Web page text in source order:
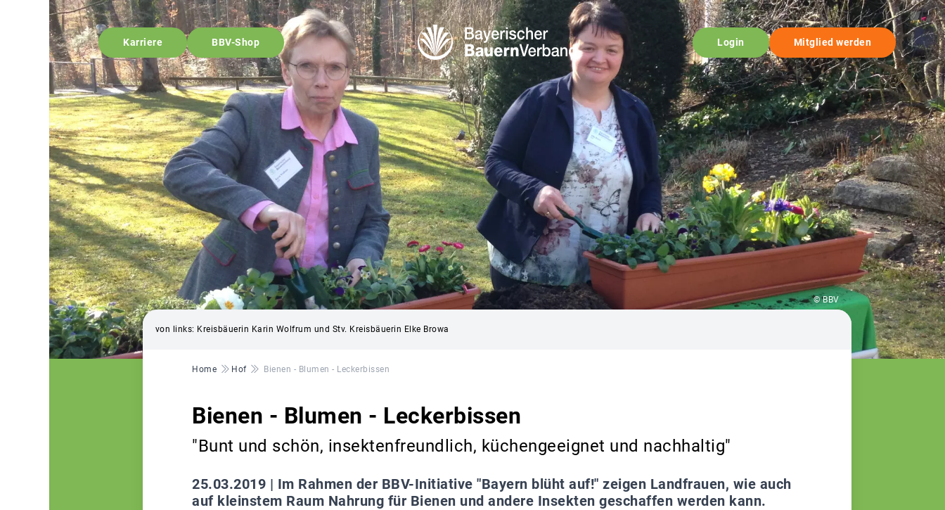
Karriere BBV-Shop Login Mitglied werden
© BBV
von links: Kreisbäuerin Karin Wolfrum und Stv. Kreisbäuerin Elke Browa
Pfadnavigation
Home Hof Bienen - Blumen - Leckerbissen
Bienen - Blumen - Leckerbissen
"Bunt und schön, insektenfreundlich, küchengeeignet und nachhaltig"
25.03.2019 | Im Rahmen der BBV-Initiative "Bayern blüht auf!" zeigen Landfrauen, wie auch
auf kleinstem Raum Nahrung für Bienen und andere Insekten geschaffen werden kann.